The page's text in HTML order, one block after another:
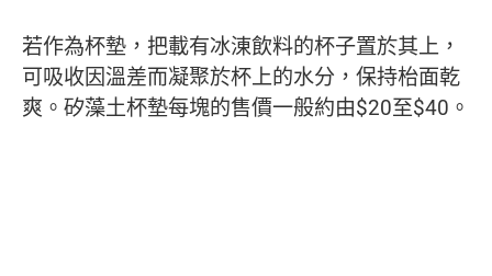
若作為杯墊，把載有冰涷飲料的杯子置於其上，
可吸收因溫差而凝聚於杯上的水分，保持枱面乾
爽。矽藻土杯墊每塊的售價一般約由$20至$40。